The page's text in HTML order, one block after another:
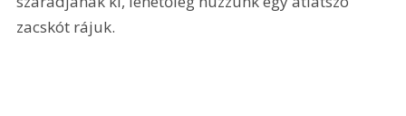
zacskót rájuk.